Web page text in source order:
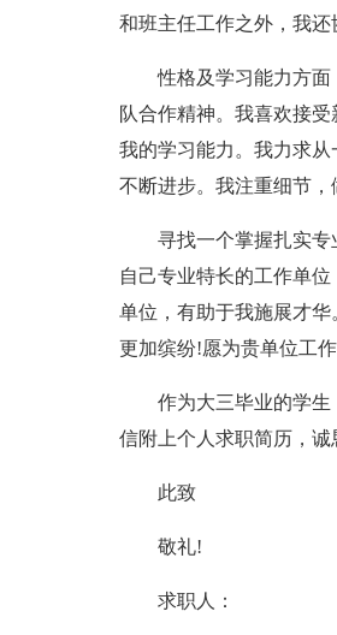
和班主任工作之外，我还
性格及学习能力方面：
队合作精神。我喜欢接
我的学习能力。我力求
不断进步。我注重细节，
寻找一个掌握扎实专业
自己专业特长的工作单
单位，有助于我施展才
更加缤纷!愿为贵单位工
作为大三毕业的学生，
信附上个人求职简历，诚
此致
敬礼!
求职人：